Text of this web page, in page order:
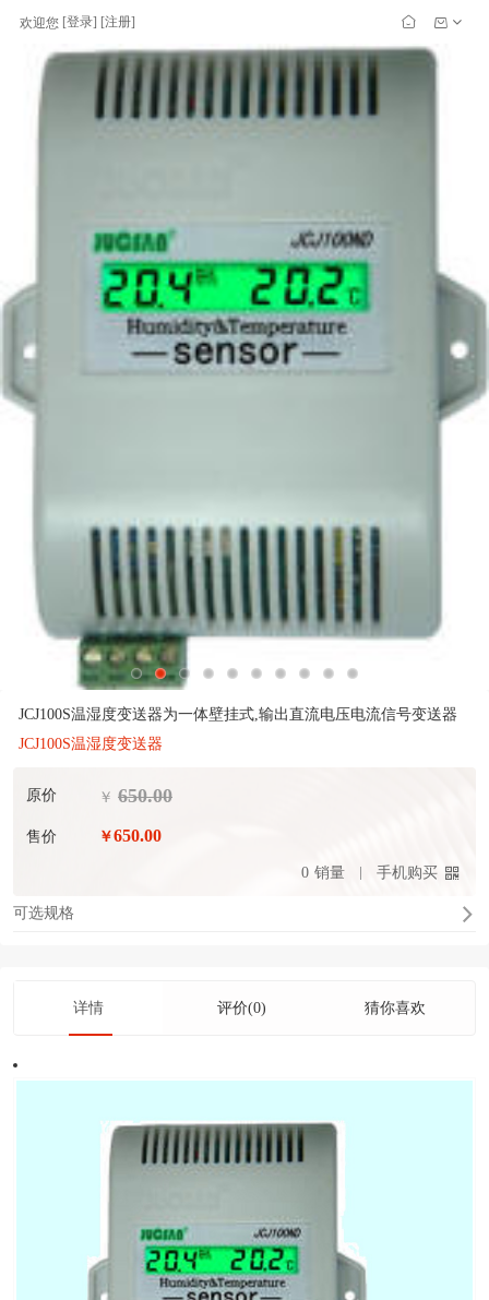
欢迎您 [登录] [注册]
JCJ100S温湿度变送器为一体壁挂式,输出直流电压电流信号变送器
JCJ100S温湿度变送器
原价 ￥ 650.00
售价 ￥650.00
0 销量 手机购买
可选规格
详情 评价(0) 猜你喜欢